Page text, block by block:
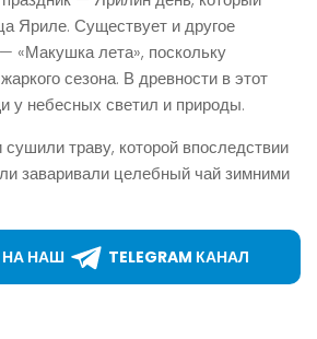
Яриле. Существует и другое
«Макушка лета», поскольку
сезона. В древности в этот
у небесных светил и природы.
траву, которой впоследствии
заваривали целебный чай зимними
НАШ TELEGRAM КАНАЛ